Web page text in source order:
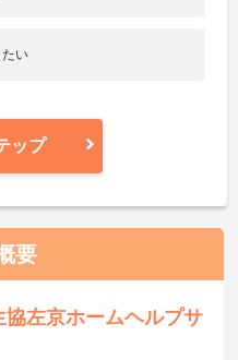
い
ップ
要
協左京ホームヘルプサ